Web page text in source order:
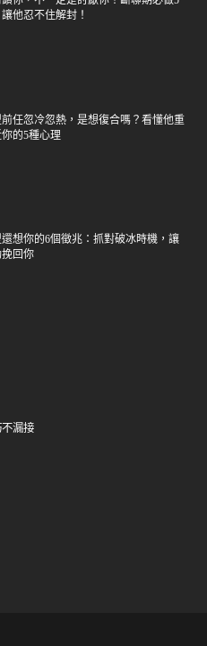
他忍不住解封！
任忽冷忽熱，是想復合嗎？看懂他重
的5種心理
想你的6個徵兆：抓對破冰時機，讓
回你
漏接